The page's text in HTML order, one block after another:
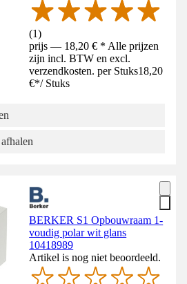
(1)
prijs — 18,20 € * Alle prijzen
zijn incl. BTW en excl.
verzendkosten. per Stuks18,20
€*/ Stuks
BERKER S1 Opbouwraam 1-
voudig polar wit glans
10418989
Artikel is nog niet beoordeeld.